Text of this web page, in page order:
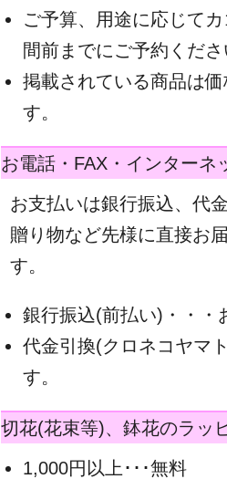
ご予算、用途に応じて
間前までにご予約くだ
掲載されている商品は
す。
お電話・FAX・インターネ
お支払いは銀行振込、代
贈り物など先様に直接お
す。
銀行振込(前払い)・・・
代金引換(クロネコヤマ
す。
切花(花束等)、鉢花のラッ
1,000円以上･･･無料